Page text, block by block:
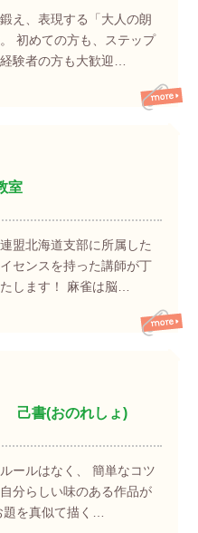
え、表現する「大人の朗
初めての方も、ステップ
験者の方も大歓迎…
室
盟北海道支部に所属した
センスを持った講師が丁
します！ 麻雀は脳…
己書(おのれしょ)
ールはなく、 簡単なコツ
分らしい味のある作品が
を真似て描く…